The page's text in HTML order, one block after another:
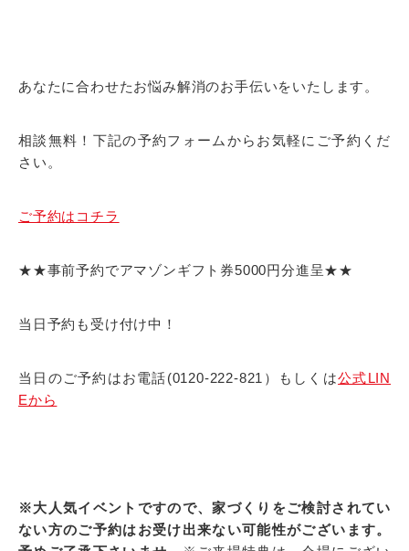
あなたに合わせたお悩み解消のお手伝いをいたします。
相談無料！下記の予約フォームからお気軽にご予約くだ
さい。
ご予約はコチラ
★★事前予約でアマゾンギフト券5000円分進呈★★
当日予約も受け付け中！
当日のご予約はお電話(0120-222-821）もしくは公式LIN
Eから
※大人気イベントですので、家づくりをご検討されてい
ない方のご予約はお受け出来ない可能性がございます。